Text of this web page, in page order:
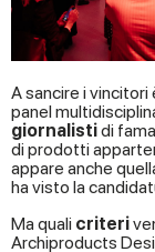
A sancire i vincitori
panel
giornalistidi
di prodotti
appare anche
ha visto la
Ma quali criteri
Archiproducts